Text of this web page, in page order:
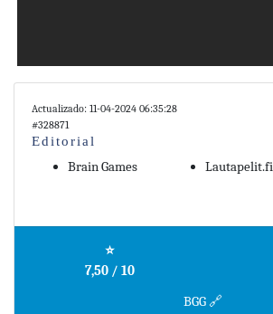
Actualizado: 11-04-2024 06:35:28
#328871
Editorial
Brain Games Lautapelit.fi
⭐
7,50 / 10
BGG 🔗